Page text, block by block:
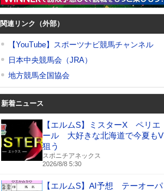
関連リンク（外部）
【YouTube】スポーツナビ競馬チャンネル
日本中央競馬会（JRA）
地方競馬全国協会
新着ニュース
【エルムS】ミスターX ペリエ
ール 大好きな北海道で今夏もV
狙う
スポニチアネックス
2026/8/8 5:30
【エルムS】AI予想 テーオーパ